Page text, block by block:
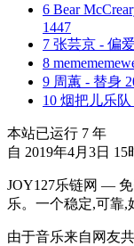
6 Bear
1447
7 张芸京 - 偏爱
8
9 周蕙 - 替身
10 烟把儿乐
本站已运行 7 年
自 2019年4月3日
JOY127乐链网 —
乐。一个稳定,可靠,
由于音乐来自网友